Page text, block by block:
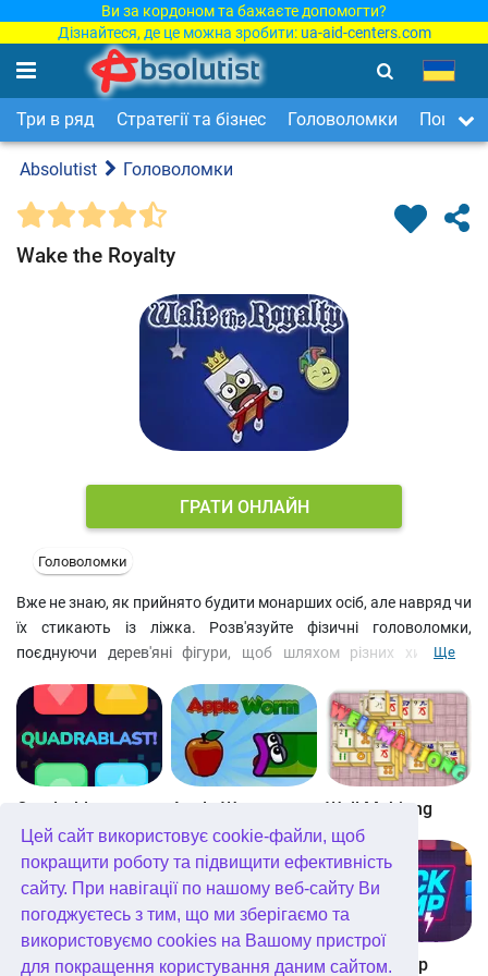
Цей сайт використовує cookie-файли, щоб
покращити роботу та підвищити ефективність
сайту. При навігації по нашому веб-сайту Ви
погоджуєтесь з тим, що ми зберігаємо та
використовуємо cookies на Вашому пристрої
для покращення користування даним сайтом.
Ви за кордоном та бажаєте допомогти?
Дізнайтеся, де це можна зробити: ua-aid-centers.com
Три в ряд Стратегії та бізнес Головоломки Пошук
Absolutist Головоломки
Wake the Royalty
ГРАТИ ОНЛАЙН
Головоломки
Вже не знаю, як прийнято будити монарших осіб, але навряд чи
їх стикають із ліжка. Розв'язуйте фізичні головоломки,
поєднуючи дерев'яні фігури, щоб шляхом різних хитрощів
концепції цієї міні-ігри онлайн, напевно, придивитись і багатьом
юним гравцям. Якщо так, спробуйте вирішити головоломки
серії Wake Up The Box на нашому сайті.
Ще
Quadrablast Apple Worm Well Mahjong
Digitz! The Daily Diagonal Sudoku Block Champ